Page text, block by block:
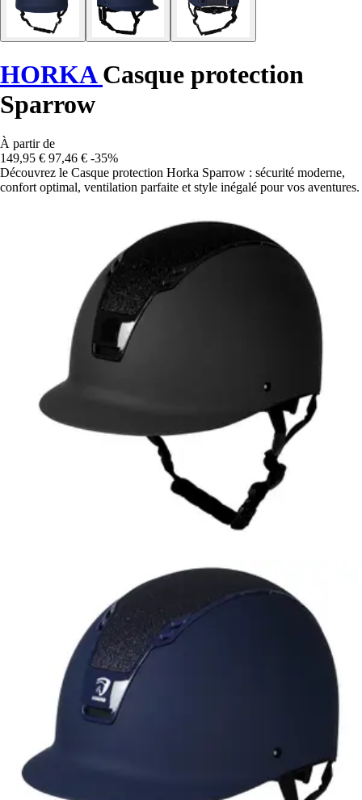
HORKACasque protection
Sparrow
À partir de
149,95 € 97,46 € -35%
Découvrez le Casque protection Horka Sparrow : sécurité moderne,
confort optimal, ventilation parfaite et style inégalé pour vos aventures.